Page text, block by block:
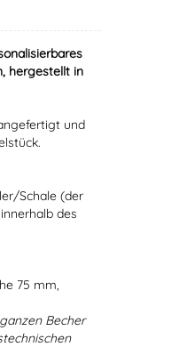
hergestellt in
und
Schale (der
des
75 mm,
Becher